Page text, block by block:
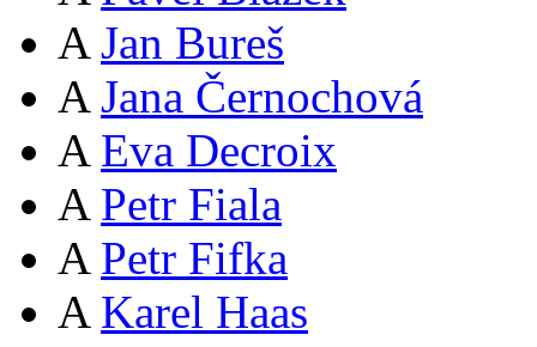
A Jan Bureš
A Jana Černochová
A Eva Decroix
A Petr Fiala
A Petr Fifka
A Karel Haas